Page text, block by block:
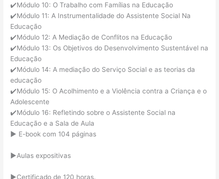
✔️Módulo 10: O Trabalho com Famílias na Educação
✔️Módulo 11: A Instrumentalidade do Assistente Social Na
Educação
✔️Módulo 12: A Mediação de Conflitos na Educação
✔️Módulo 13: Os Objetivos do Desenvolvimento Sustentável na
Educação
✔️Módulo 14: A mediação do Serviço Social e as teorias da
educação
✔️Módulo 15: O Acolhimento e a Violência contra a Criança e o
Adolescente
✔️Módulo 16: Refletindo sobre o Assistente Social na
Educação e a Sala de Aula
▶️ E-book com 104 páginas
▶️Aulas expositivas
▶️Certificado de 120 horas.